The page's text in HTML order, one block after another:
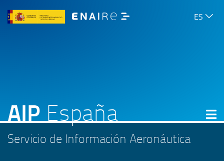
ES Más

AIP España
Servicio de Información Aeronáutica